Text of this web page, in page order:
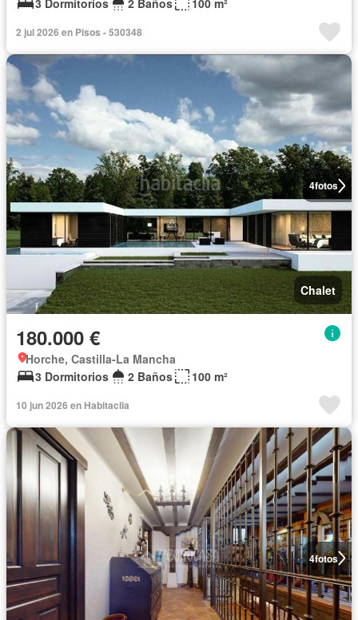
3 Dormitorios 2 Baños 100 m²
2 jul 2026 en Pisos - 530348
4fotos
Chalet
180.000 €
Horche, Castilla-La Mancha
3 Dormitorios
2 Baños 100 m²
10 jun 2026 en Habitaclia
4fotos